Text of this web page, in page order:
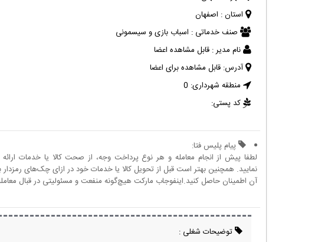
استان : اصفهان
صنف خدماتی : اسباب بازی و سیسمونی
نام مدیر : قابل مشاهده اعضا
آدرس: قابل مشاهده برای اعضا
منطقه شهرداری: 0
کد پستی:
پیام پلیس فتا:
لطفا پیش از انجام معامله و هر نوع پرداخت وجه، از صحت کالا یا خدمات
نمایید. همچنین بهتر است قبل از تحویل کالا یا خدمات خود در ازای چک‌های رمزدار
آن اطمینان حاصل کنید.اینفوجاب مارکت هیچ‌گونه منفعت و مسئولیتی در قبال
توضیحات شغلی :